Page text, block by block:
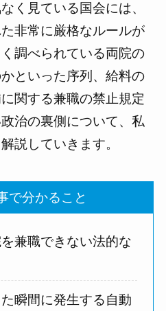
く見ている国会には、
非常に厳格なルールが
調べられている両院の
といった序列、給料の
関する兼職の禁止規定
治の裏側について、私
説していきます。
で分かること
兼職できない法的な
瞬間に発生する自動